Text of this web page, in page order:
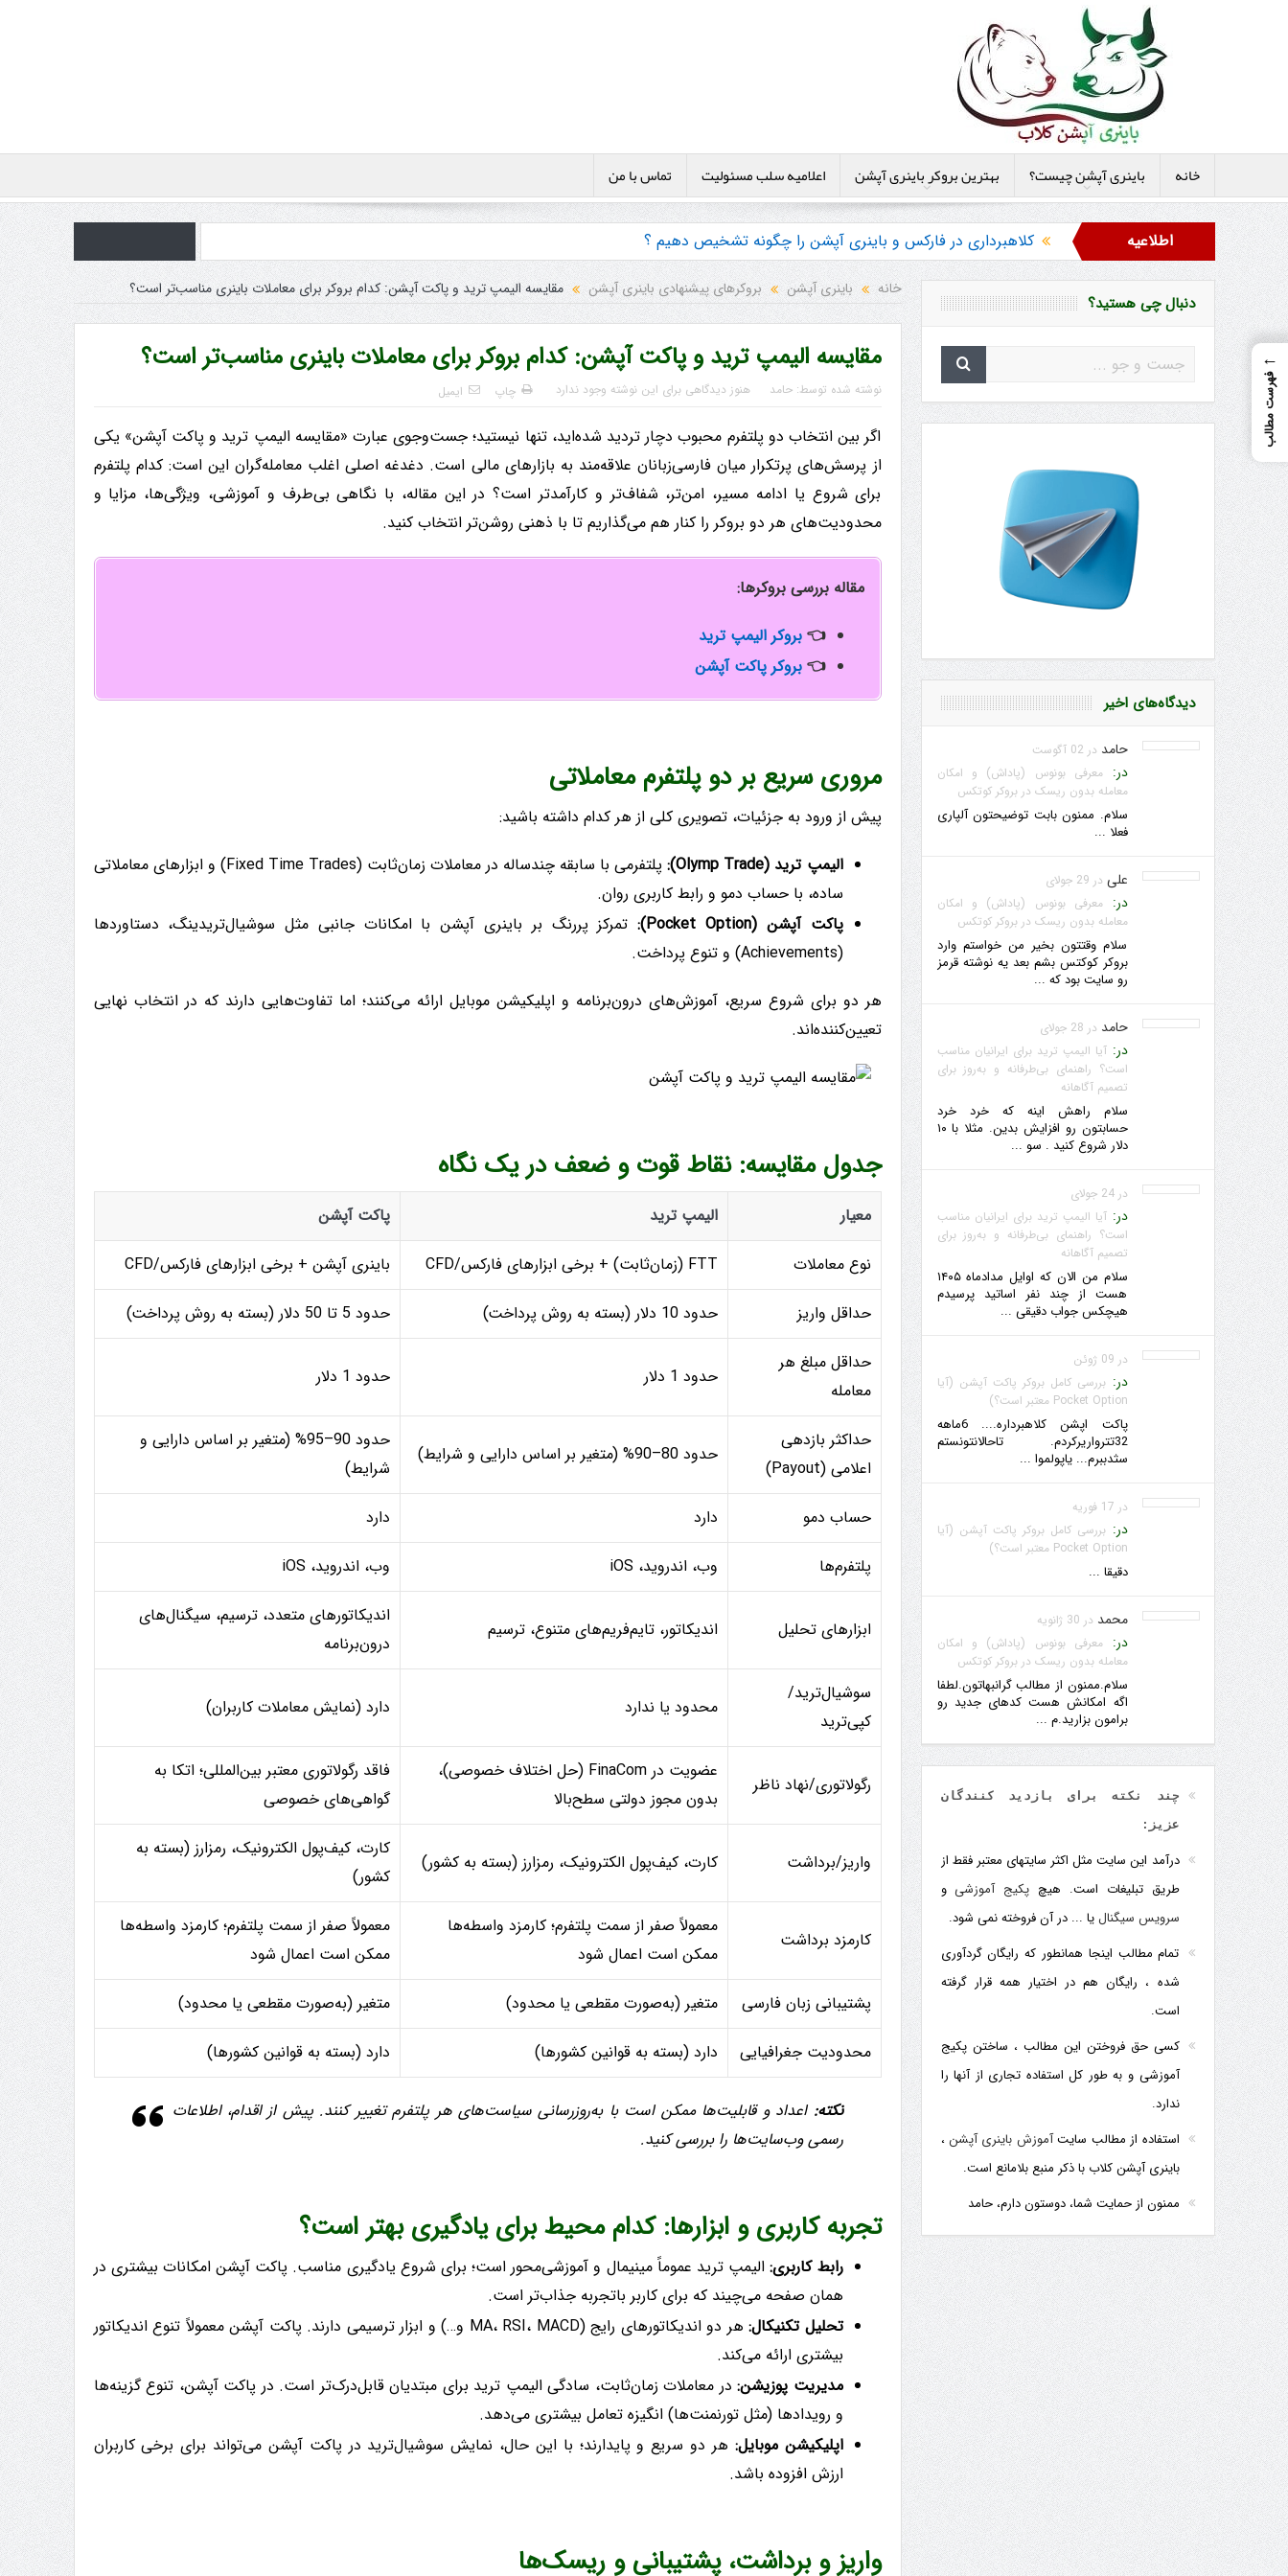
خانه باینری آپشن چیست؟ بهترین بروکر باینری آپشن اعلامیه سلب مسئولیت تماس با من
اطلاعیه
کلاهبرداری در فارکس و باینری آپشن را چگونه تشخیص دهیم ؟
هشدار در مورد خرید استراتژی ها و پکیج آموزش باینری آپشن
خانه باینری آپشن بروکرهای پیشنهادی باینری آپشن مقایسه الیمپ ترید و پاکت آپشن: کدام بروکر برای معاملات باینری مناسب‌تر است؟
مقایسه الیمپ ترید و پاکت آپشن: کدام بروکر برای معاملات باینری مناسب‌تر است؟
نوشته شده توسط:حامد هنوز دیدگاهی برای این نوشته وجود ندارد چاپ ایمیل
اگر بین انتخاب دو پلتفرم محبوب دچار تردید شده‌اید، تنها نیستید؛ جست‌وجوی عبارت «مقایسه الیمپ ترید و پاکت آپشن» یکی
از پرسش‌های پرتکرار میان فارسی‌زبانان علاقه‌مند به بازارهای مالی است. دغدغه اصلی اغلب معامله‌گران این است: کدام پلتفرم
برای شروع یا ادامه مسیر، امن‌تر، شفاف‌تر و کارآمدتر است؟ در این مقاله، با نگاهی بی‌طرف و آموزشی، ویژگی‌ها، مزایا و
محدودیت‌های هر دو بروکر را کنار هم می‌گذاریم تا با ذهنی روشن‌تر انتخاب کنید.
مقاله بررسی بروکرها:
👈بروکر الیمپ ترید
👈بروکر پاکت آپشن
مروری سریع بر دو پلتفرم معاملاتی
پیش از ورود به جزئیات، تصویری کلی از هر کدام داشته باشید:
الیمپ ترید (Olymp Trade):
پلتفرمی با سابقه چندساله در معاملات زمان‌ثابت (Fixed Time Trades) و ابزارهای معاملاتی
ساده، با حساب دمو و رابط کاربری روان.
پاکت آپشن (Pocket Option):
تمرکز پررنگ بر باینری آپشن با امکانات جانبی مثل سوشیال‌تریدینگ، دستاوردها
(Achievements) و تنوع پرداخت‌.
هر دو برای شروع سریع، آموزش‌های درون‌برنامه و اپلیکیشن موبایل ارائه می‌کنند؛ اما تفاوت‌هایی دارند که در انتخاب نهایی
تعیین‌کننده‌اند.
جدول مقایسه: نقاط قوت و ضعف در یک نگاه
معیار الیمپ ترید پاکت آپشن
نوع معاملات FTT (زمان‌ثابت) + برخی ابزارهای فارکس/CFD باینری آپشن + برخی ابزارهای فارکس/CFD
حداقل واریز حدود 10 دلار (بسته به روش پرداخت) حدود 5 تا 50 دلار (بسته به روش پرداخت)
حداقل مبلغ هر
معامله
حدود 1 دلار حدود 1 دلار
حداکثر بازدهی
اعلامی (Payout)
حدود 80–90% (متغیر بر اساس دارایی و شرایط)
حدود 90–95% (متغیر بر اساس دارایی و
شرایط)
حساب دمو دارد دارد
پلتفرم‌ها وب، اندروید، iOS وب، اندروید، iOS
ابزارهای تحلیل اندیکاتور، تایم‌فریم‌های متنوع، ترسیم
اندیکاتورهای متعدد، ترسیم، سیگنال‌های
درون‌برنامه
سوشیال‌ترید/
کپی‌ترید
محدود یا ندارد دارد (نمایش معاملات کاربران)
رگولاتوری/نهاد ناظر
عضویت در FinaCom (حل اختلاف خصوصی)،
بدون مجوز دولتی سطح‌بالا
فاقد رگولاتوری معتبر بین‌المللی؛ اتکا به
گواهی‌های خصوصی
واریز/برداشت کارت، کیف‌پول الکترونیک، رمزارز (بسته به کشور)
کارت، کیف‌پول الکترونیک، رمزارز (بسته به
کشور)
کارمزد برداشت
معمولاً صفر از سمت پلتفرم؛ کارمزد واسطه‌ها
ممکن است اعمال شود
معمولاً صفر از سمت پلتفرم؛ کارمزد واسطه‌ها
ممکن است اعمال شود
پشتیبانی زبان فارسی متغیر (به‌صورت مقطعی یا محدود) متغیر (به‌صورت مقطعی یا محدود)
محدودیت جغرافیایی دارد (بسته به قوانین کشورها) دارد (بسته به قوانین کشورها)
نکته: اعداد و قابلیت‌ها ممکن است با به‌روزرسانی سیاست‌های هر پلتفرم تغییر کنند. پیش از اقدام، اطلاعات
رسمی وب‌سایت‌ها را بررسی کنید.
تجربه کاربری و ابزارها: کدام محیط برای یادگیری بهتر است؟
رابط کاربری:الیمپ ترید عموماً مینیمال و آموزشی‌محور است؛ برای شروع یادگیری مناسب. پاکت آپشن امکانات بیشتری در
همان صفحه می‌چیند که برای کاربر باتجربه جذاب‌تر است.
تحلیل تکنیکال:
هر دو اندیکاتورهای رایج (MA، RSI، MACD و…) و ابزار ترسیمی دارند. پاکت آپشن معمولاً تنوع اندیکاتور
بیشتری ارائه می‌کند.
مدیریت پوزیشن: در معاملات زمان‌ثابت، سادگی الیمپ ترید برای مبتدیان قابل‌درک‌تر است. در پاکت آپشن، تنوع گزینه‌ها
و رویدادها (مثل تورنمنت‌ها) انگیزه تعامل بیشتری می‌دهد.
اپلیکیشن موبایل: هر دو سریع و پایدارند؛ با این حال، نمایش سوشیال‌ترید در پاکت آپشن می‌تواند برای برخی کاربران
ارزش افزوده باشد.
واریز و برداشت، پشتیبانی و ریسک‌ها
دنبال چی هستید؟
دیدگاه‌های اخیر
حامد در 02 آگوست
در: معرفی بونوس (پاداش) و امکان
معامله بدون ریسک در بروکر کوتکس
سلام. ممنون بابت توضیحتون آلپاری
فعلا ...
علی در 29 جولای
در: معرفی بونوس (پاداش) و امکان
معامله بدون ریسک در بروکر کوتکس
سلام وقتتون بخیر من خواستم وارد
بروکر کوکتس بشم بعد یه نوشته قرمز
رو سایت بود که ...
حامد در 28 جولای
در: آیا الیمپ ترید برای ایرانیان مناسب
است؟ راهنمای بی‌طرفانه و به‌روز برای
تصمیم آگاهانه
سلام راهش اینه که خرد خرد
حسابتون رو افزایش بدین. مثلا با ۱۰
دلار شروع کنید . سو ...
در 24 جولای
در: آیا الیمپ ترید برای ایرانیان مناسب
است؟ راهنمای بی‌طرفانه و به‌روز برای
تصمیم آگاهانه
سلام من الان که اوایل مدادماه ۱۴۰۵
هست از چند نفر اساتید پرسیدم
هیچکس جواب دقیقی ...
در 09 ژوئن
در: بررسی کامل بروکر پاکت آپشن (آیا
Pocket Option معتبر است؟)
پاکت اپشن کلاهبرداره.... 6ماهه
32تترواریرکردم. تاحالانتونستم
سثدببرم... یاپولموا ...
در 17 فوریه
در: بررسی کامل بروکر پاکت آپشن (آیا
Pocket Option معتبر است؟)
دقیقا ...
محمد در 30 ژانویه
در: معرفی بونوس (پاداش) و امکان
معامله بدون ریسک در بروکر کوتکس
سلام.ممنون از مطالب گرانبهاتون.لطفا
اگه امکانش هست کدهای جدید رو
برامون بزارید.م ...
چند نکته برای بازدید کنندگان
عزیز:
درآمد این سایت مثل اکثر سایتهای معتبر فقط از
طریق تبلیغات است. هیچ پکیج آموزشیو
سرویس سیگنال یا ... در آن فروخته نمی شود.
تمام مطالب اینجا همانطور که رایگان گردآوری
شده ، رایگان هم در اختیار همه قرار گرفته
است.
کسی حق فروختن این مطالب ، ساختن پکیج
آموزشی و به طور کل استفاده تجاری از آنها را
ندارد.
استفاده از مطالب سایتآموزش باینری آپشن،
باینری آپشن کلاب با ذکر منبع بلامانع است.
ممنون از حمایت شما، دوستون دارم، حامد
←
فهرست مطالب